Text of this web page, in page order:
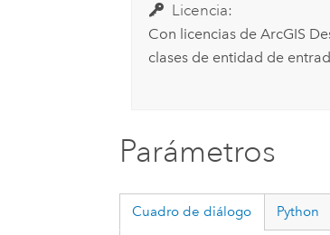
Licencia:
Con licencias de ArcGIS
clases de entidad de
Parámetros
Cuadro de diálogo Python